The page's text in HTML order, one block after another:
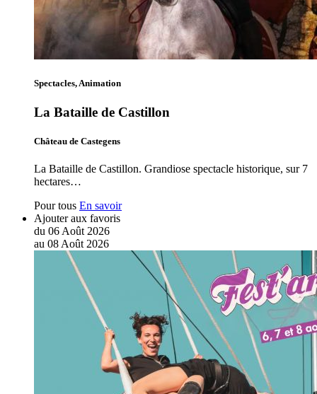
Spectacles, Animation
La Bataille de Castillon
Château de Castegens
La Bataille de Castillon. Grandiose spectacle historique, sur 7
hectares…
Pour tous En savoir
Ajouter aux favoris
du 06 Août 2026
au 08 Août 2026